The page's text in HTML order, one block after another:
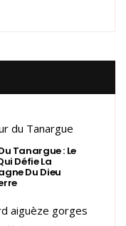
Tanargue : Le
Défie La
Du Dieu